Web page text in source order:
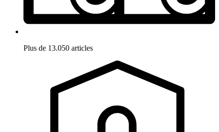
Plus de 13.050 articles